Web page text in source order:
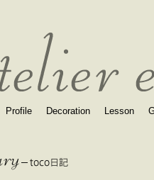
Profile Decoration Lesson